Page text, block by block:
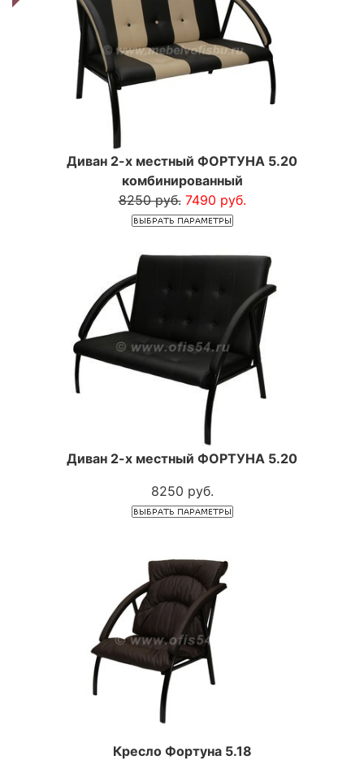
Диван 2-х местный ФОРТУНА 5.20
комбинированный
8250 руб. 7490 руб.
Диван 2-х местный ФОРТУНА 5.20
8250 руб.
Кресло Фортуна 5.18